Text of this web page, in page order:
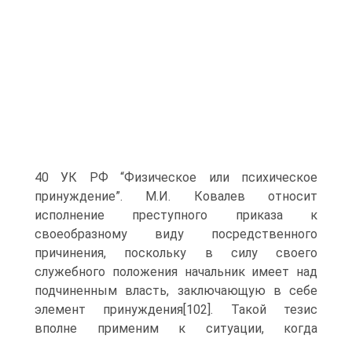
40 УК РФ “Физическое или психическое
принуждение”. М.И. Ковалев относит
исполнение преступного приказа к
своеобразному виду посредственного
причинения, поскольку в силу своего
служебного положения начальник имеет над
подчиненным власть, заключающую в себе
элемент принуждения[102]. Такой тезис
вполне применим к ситуации, когда